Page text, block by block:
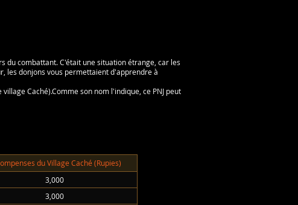
du combattant. C'était une situation étrange, car les
les donjons vous permettaient d'apprendre à
Caché).Comme son nom l'indique, ce PNJ peut
du Village Caché (Rupies)
3,000
3,000